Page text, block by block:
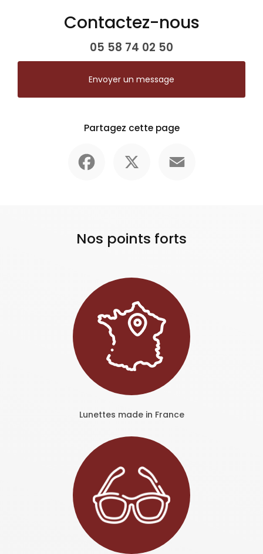
Contactez-nous
05 58 74 02 50
Envoyer un message
Partagez cette page
Nos points forts
Lunettes made in France